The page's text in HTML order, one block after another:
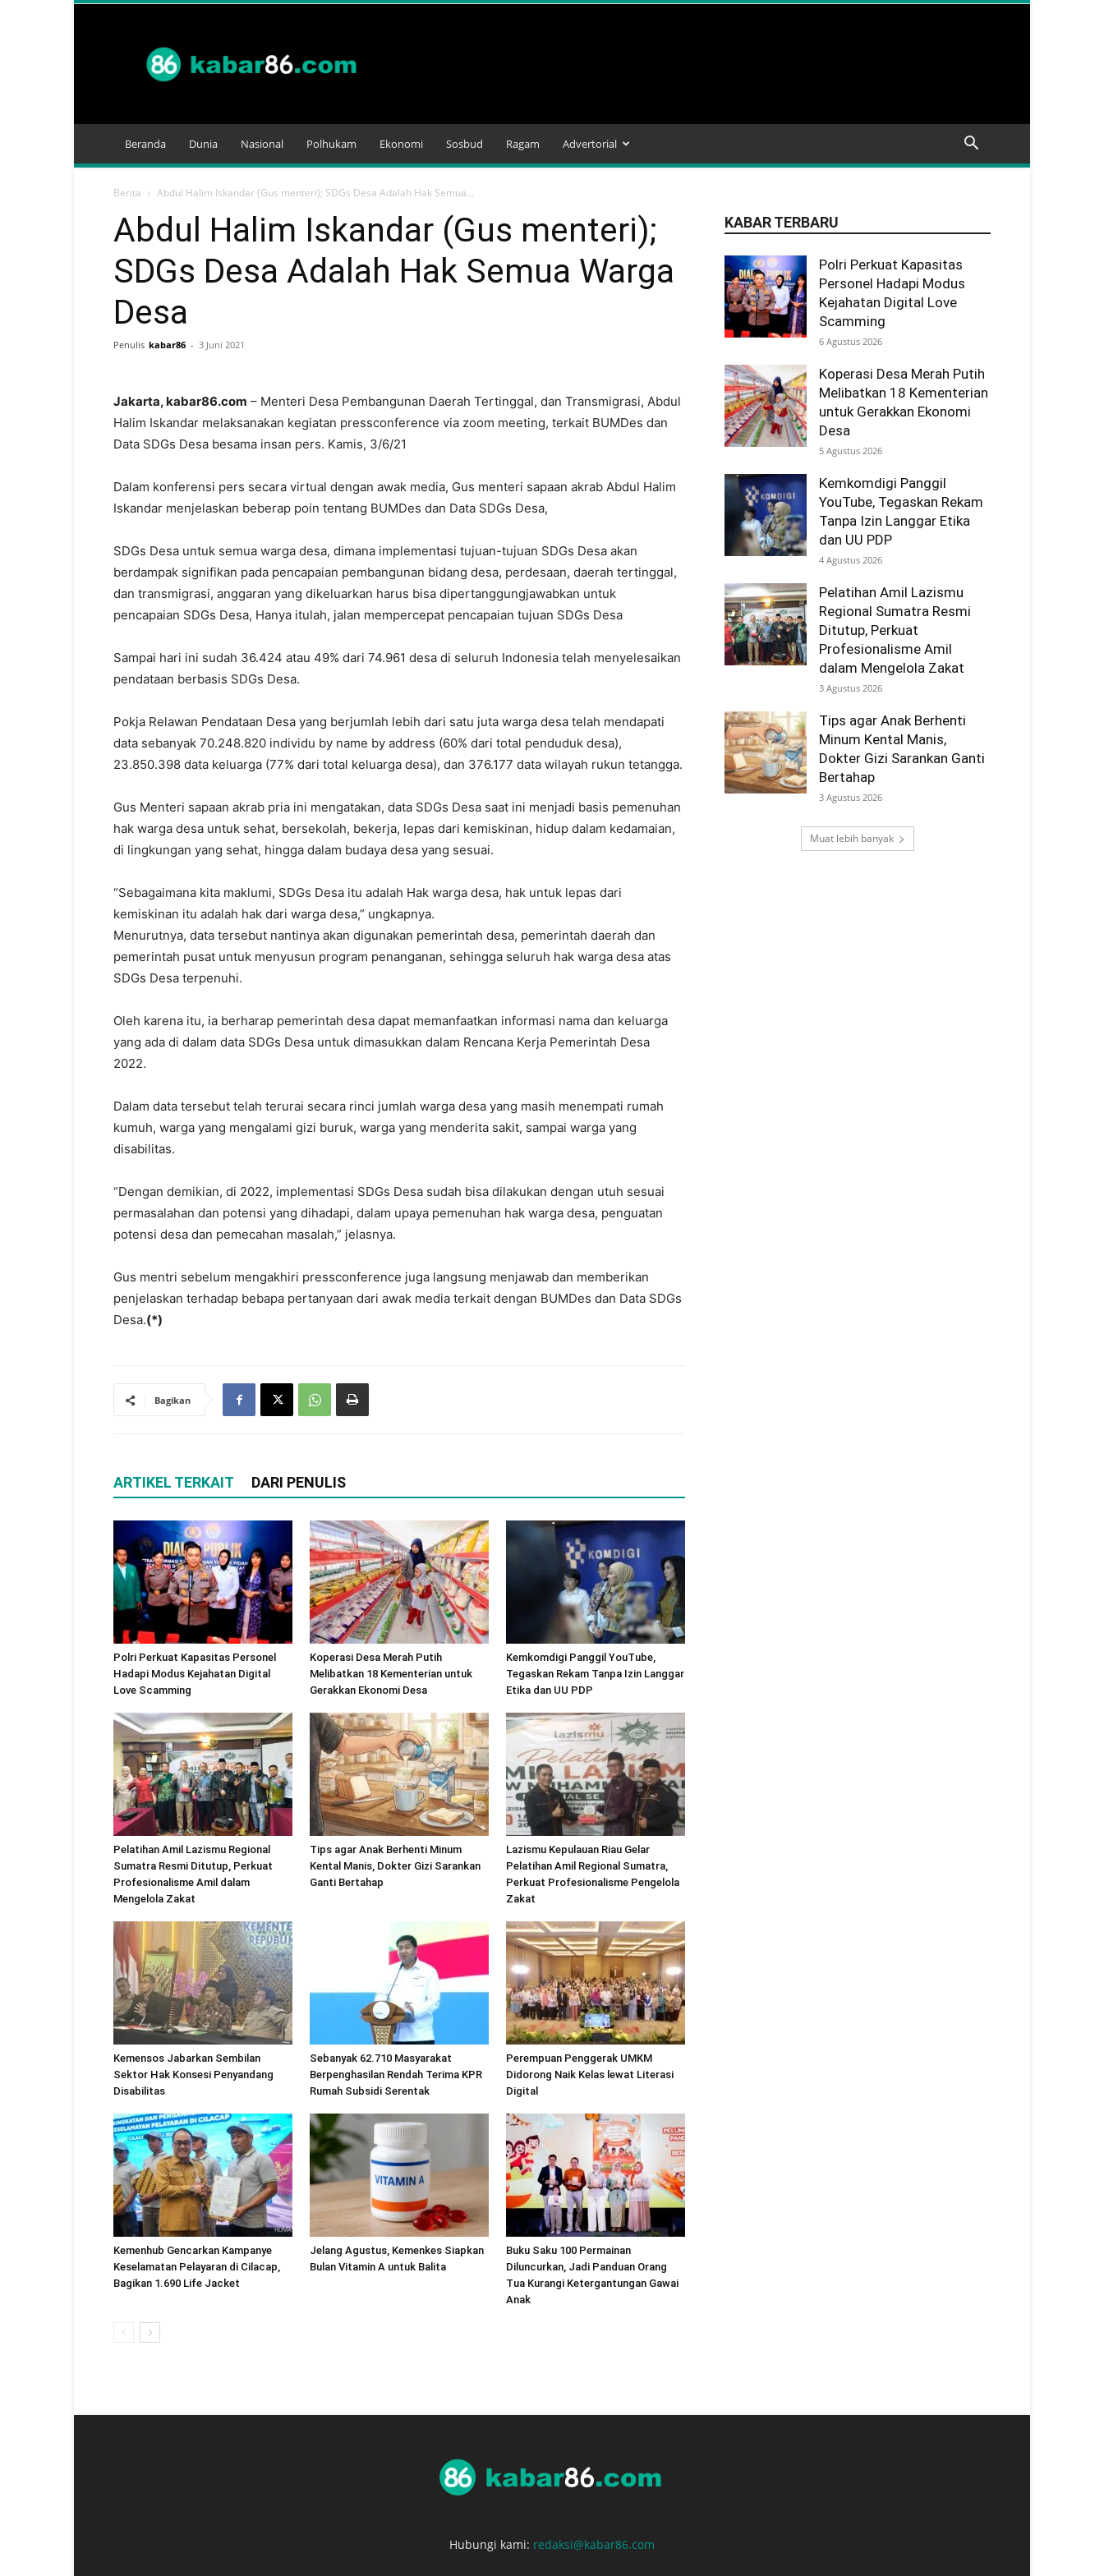
Beranda Dunia Nasional Polhukam Ekonomi Sosbud Ragam Advertorial
Berita Abdul Halim Iskandar (Gus menteri); SDGs Desa Adalah Hak Semua...
Abdul Halim Iskandar (Gus menteri);
SDGs Desa Adalah Hak Semua Warga
Desa
Penulis kabar86 - 3 Juni 2021
Jakarta, kabar86.com – Menteri Desa Pembangunan Daerah Tertinggal, dan Transmigrasi, Abdul
Halim Iskandar melaksanakan kegiatan pressconference via zoom meeting, terkait BUMDes dan
Data SDGs Desa besama insan pers. Kamis, 3/6/21
Dalam konferensi pers secara virtual dengan awak media, Gus menteri sapaan akrab Abdul Halim
Iskandar menjelaskan beberap poin tentang BUMDes dan Data SDGs Desa,
SDGs Desa untuk semua warga desa, dimana implementasi tujuan-tujuan SDGs Desa akan
berdampak signifikan pada pencapaian pembangunan bidang desa, perdesaan, daerah tertinggal,
dan transmigrasi, anggaran yang dikeluarkan harus bisa dipertanggungjawabkan untuk
pencapaian SDGs Desa, Hanya itulah, jalan mempercepat pencapaian tujuan SDGs Desa
Sampai hari ini sudah 36.424 atau 49% dari 74.961 desa di seluruh Indonesia telah menyelesaikan
pendataan berbasis SDGs Desa.
Pokja Relawan Pendataan Desa yang berjumlah lebih dari satu juta warga desa telah mendapati
data sebanyak 70.248.820 individu by name by address (60% dari total penduduk desa),
23.850.398 data keluarga (77% dari total keluarga desa), dan 376.177 data wilayah rukun tetangga.
Gus Menteri sapaan akrab pria ini mengatakan, data SDGs Desa saat ini menjadi basis pemenuhan
hak warga desa untuk sehat, bersekolah, bekerja, lepas dari kemiskinan, hidup dalam kedamaian,
di lingkungan yang sehat, hingga dalam budaya desa yang sesuai.
“Sebagaimana kita maklumi, SDGs Desa itu adalah Hak warga desa, hak untuk lepas dari
kemiskinan itu adalah hak dari warga desa,” ungkapnya.
Menurutnya, data tersebut nantinya akan digunakan pemerintah desa, pemerintah daerah dan
pemerintah pusat untuk menyusun program penanganan, sehingga seluruh hak warga desa atas
SDGs Desa terpenuhi.
Oleh karena itu, ia berharap pemerintah desa dapat memanfaatkan informasi nama dan keluarga
yang ada di dalam data SDGs Desa untuk dimasukkan dalam Rencana Kerja Pemerintah Desa
2022.
Dalam data tersebut telah terurai secara rinci jumlah warga desa yang masih menempati rumah
kumuh, warga yang mengalami gizi buruk, warga yang menderita sakit, sampai warga yang
disabilitas.
“Dengan demikian, di 2022, implementasi SDGs Desa sudah bisa dilakukan dengan utuh sesuai
permasalahan dan potensi yang dihadapi, dalam upaya pemenuhan hak warga desa, penguatan
potensi desa dan pemecahan masalah,” jelasnya.
Gus mentri sebelum mengakhiri pressconference juga langsung menjawab dan memberikan
penjelaskan terhadap bebapa pertanyaan dari awak media terkait dengan BUMDes dan Data SDGs
Desa.(*)
Bagikan
ARTIKEL TERKAIT DARI PENULIS
Polri Perkuat Kapasitas Personel
Hadapi Modus Kejahatan Digital
Love Scamming
Koperasi Desa Merah Putih
Melibatkan 18 Kementerian untuk
Gerakkan Ekonomi Desa
Kemkomdigi Panggil YouTube,
Tegaskan Rekam Tanpa Izin Langgar
Etika dan UU PDP
Pelatihan Amil Lazismu Regional
Sumatra Resmi Ditutup, Perkuat
Profesionalisme Amil dalam
Mengelola Zakat
Tips agar Anak Berhenti Minum
Kental Manis, Dokter Gizi Sarankan
Ganti Bertahap
Lazismu Kepulauan Riau Gelar
Pelatihan Amil Regional Sumatra,
Perkuat Profesionalisme Pengelola
Zakat
Kemensos Jabarkan Sembilan
Sektor Hak Konsesi Penyandang
Disabilitas
Sebanyak 62.710 Masyarakat
Berpenghasilan Rendah Terima KPR
Rumah Subsidi Serentak
Perempuan Penggerak UMKM
Didorong Naik Kelas lewat Literasi
Digital
Kemenhub Gencarkan Kampanye
Keselamatan Pelayaran di Cilacap,
Bagikan 1.690 Life Jacket
Jelang Agustus, Kemenkes Siapkan
Bulan Vitamin A untuk Balita
Buku Saku 100 Permainan
Diluncurkan, Jadi Panduan Orang
Tua Kurangi Ketergantungan Gawai
Anak
KABAR TERBARU
Polri Perkuat Kapasitas
Personel Hadapi Modus
Kejahatan Digital Love
Scamming
6 Agustus 2026
Koperasi Desa Merah Putih
Melibatkan 18 Kementerian
untuk Gerakkan Ekonomi
Desa
5 Agustus 2026
Kemkomdigi Panggil
YouTube, Tegaskan Rekam
Tanpa Izin Langgar Etika
dan UU PDP
4 Agustus 2026
Pelatihan Amil Lazismu
Regional Sumatra Resmi
Ditutup, Perkuat
Profesionalisme Amil
dalam Mengelola Zakat
3 Agustus 2026
Tips agar Anak Berhenti
Minum Kental Manis,
Dokter Gizi Sarankan Ganti
Bertahap
3 Agustus 2026
Muat lebih banyak
Hubungi kami: redaksi@kabar86.com